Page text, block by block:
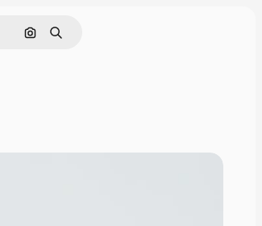
इमेज से खोजें
खोजें